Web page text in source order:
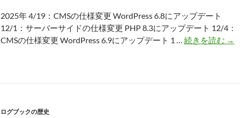
2025年 4/19：CMSの仕様変更 WordPress 6.8にアップデート
12/1：サーバーサイドの仕様変更 PHP 8.3にアップデート 12/4：
CMSの仕様変更 WordPress 6.9にアップデート 1 … 続きを読む ロ
→
ログブックの歴史